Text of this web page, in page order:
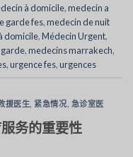
à domicile,medecin a
garde fes,medecin de nuit
domicile,Médecin Urgent,
,medecins marrakech,
,urgence fes,urgences
援医生 紧急情况 急诊室医
务的重要性